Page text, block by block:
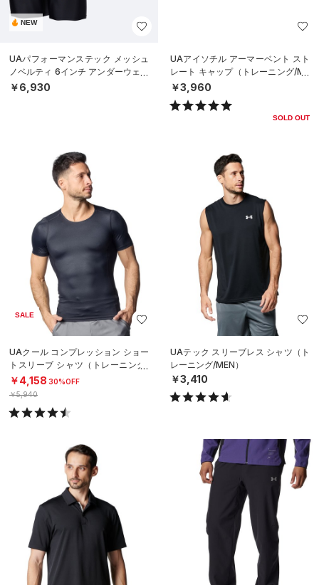
NEW
UAパフォーマンステック メッシュ
ノベルティ 6インチ アンダーウェア
（3枚セット）（トレーニング/ME
￥6,930
UAアイソチル アーマーベント スト
レート キャップ（トレーニング/ME
N）
￥3,960
SOLD OUT
SALE
UAクール コンプレッション ショー
トスリーブ シャツ（トレーニング/
MEN）
￥4,158 30%OFF
￥5,940
UAテック スリーブレス シャツ（ト
レーニング/MEN）
￥3,410